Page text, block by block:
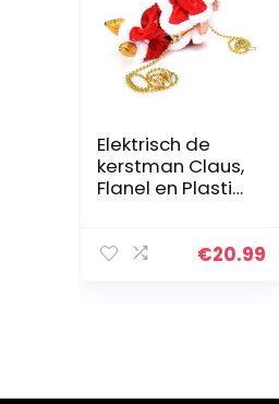
Elektrisch de
kerstman Claus,
Flanel en Plastic
Ontwerp voor
€20.99